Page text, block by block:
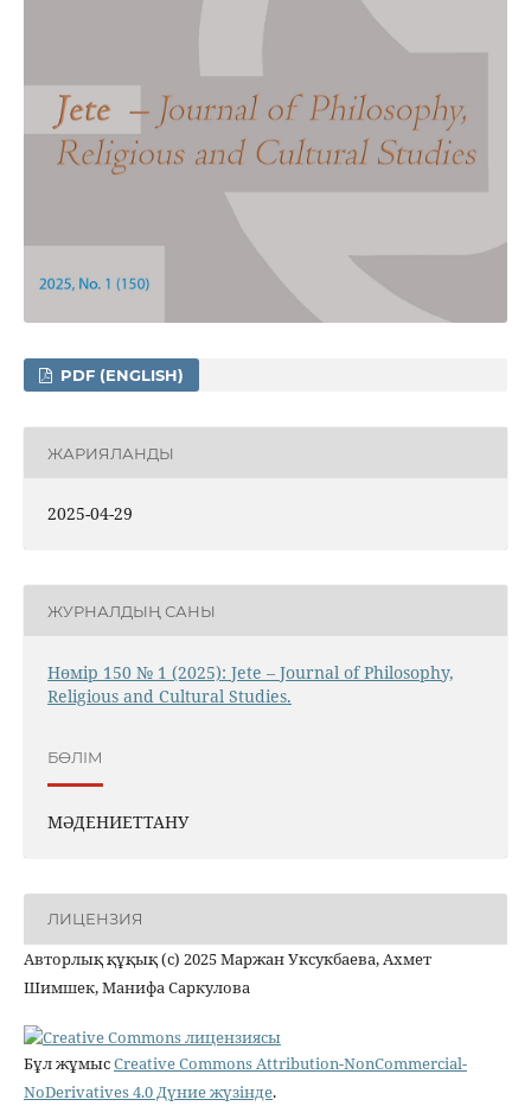
PDF (ENGLISH)
ЖАРИЯЛАНДЫ
2025-04-29
ЖУРНАЛДЫҢ САНЫ
Нөмір 150 № 1 (2025): Jete – Jоurnal of Philosophy,
Religious аnd Cultural Studies.
БӨЛІМ
МӘДЕНИЕТТАНУ
ЛИЦЕНЗИЯ
Авторлық құқық (c) 2025 Маржан Уксукбаева, Ахмет
Шимшек, Манифа Саркулова
Бұл жұмысCreative Commons Attribution-NonCommercial-
NoDerivatives 4.0 Дүние жүзінде.